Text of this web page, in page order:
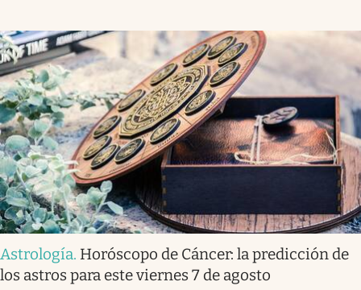
Astrología. Horóscopo de Cáncer: la predicción de
los astros para este viernes 7 de agosto